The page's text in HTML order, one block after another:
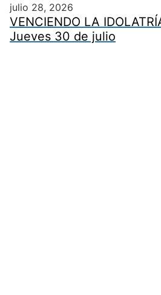
julio 28, 2026
VENCIENDO LA
Jueves 30 de julio